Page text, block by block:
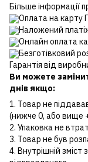
Більше інформації
Оплата на карту
Наложений
Онлайн оплата
Безготівковий
Гарантія від
Ви можете
днів якщо:
1. Товар не
(нижче 0, або вище
2. Упаковка не
3. Товар не був
4. Внутрішній зміст